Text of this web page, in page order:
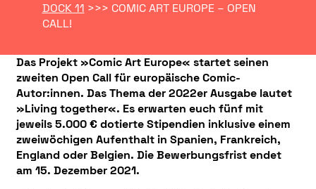
DOCK 11 >>> COMIC ART EUROPE – OPEN
CALL!
Das Projekt »Comic Art Europe« startet seinen
zweiten Open Call für europäische Comic-
Autor:innen. Das Thema der 2022er Ausgabe lautet
»Living together«. Es erwarten euch fünf mit
jeweils 5.000 € dotierte Stipendien inklusive einem
zweiwöchigen Aufenthalt in Spanien, Frankreich,
England oder Belgien. Die Bewerbungsfrist endet
am 15. Dezember 2021.